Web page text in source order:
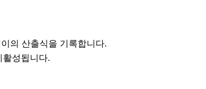
의 산출식을 기록합니다.
활성됩니다.